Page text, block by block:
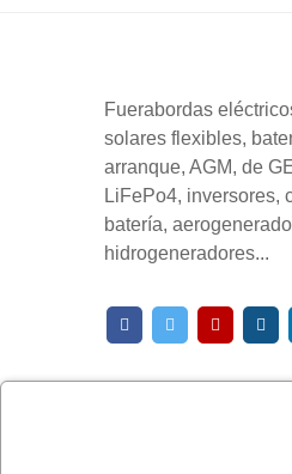
Fuerabordas
solares flexibles,
arranque, AGM, de
LiFePo4, inversores,
batería,
hidrogeneradores...